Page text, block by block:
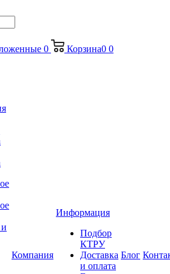
0 Корзина0 0
Компания
Информация
Подбор
КТРУ
Доставка
и оплата
Блог